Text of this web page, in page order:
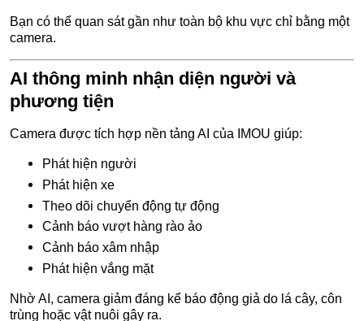
Bạn có thể quan sát gần như toàn bộ khu vực chỉ bằng một
camera.
AI thông minh nhận diện người và
phương tiện
Camera được tích hợp nền tảng AI của IMOU giúp:
Phát hiện người
Phát hiện xe
Theo dõi chuyển động tự động
Cảnh báo vượt hàng rào ảo
Cảnh báo xâm nhập
Phát hiện vắng mặt
Nhờ AI, camera giảm đáng kể báo động giả do lá cây, côn
trùng hoặc vật nuôi gây ra.